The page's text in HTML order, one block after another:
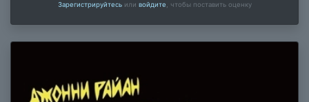
Зарегистрируйтесьили войдите , чтобы поставить оценку